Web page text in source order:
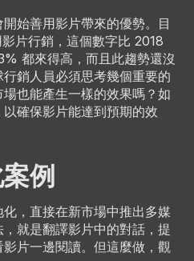
始善用影片帶來的優勢。目
片行銷，這個數字比 2018
都來得高，而且此趨勢還沒
銷人員必須思考幾個重要的
也能產生一樣的效果嗎？如
確保影片能達到預期的效
例
，直接在新市場中推出多媒
，就是翻譯影片中的對話，提
片一邊閱讀。但這麼做，觀